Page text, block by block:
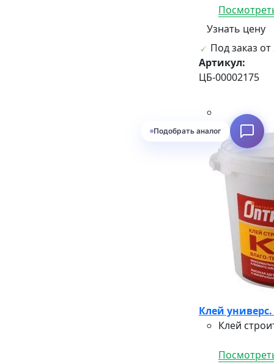
Узнать цену
Под заказ от
Артикул:
ЦБ-00002175
Клей
Клей
Подобрать аналог